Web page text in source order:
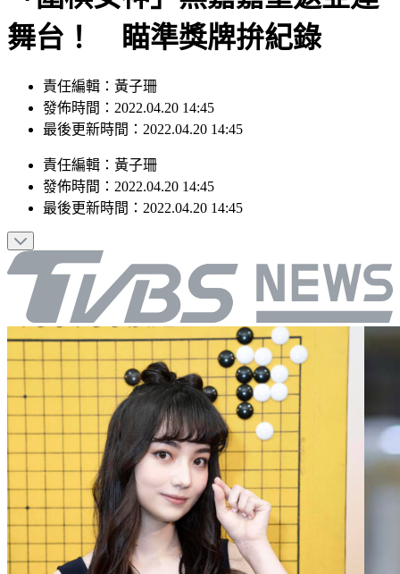
「圍棋女神」黑嘉嘉重返亞運
舞台！ 瞄準獎牌拚紀錄
責任編輯：黃子珊
發佈時間：2022.04.20 14:45
責任編輯 ： 黃子珊
發佈時間：2022.04.20 14:45